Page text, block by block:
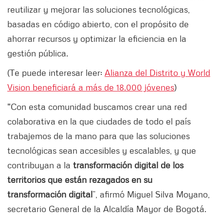
reutilizar y mejorar las soluciones tecnológicas,
basadas en código abierto, con el propósito de
ahorrar recursos y optimizar la eficiencia en la
gestión pública.
(Te puede interesar leer: Alianza del Distrito y World
Vision beneficiará a más de 18.000 jóvenes)
"Con esta comunidad buscamos crear una red
colaborativa en la que ciudades de todo el país
trabajemos de la mano para que las soluciones
tecnológicas sean accesibles y escalables, y que
contribuyan a la transformación digital de los
territorios que están rezagados en su
transformación digital”, afirmó Miguel Silva Moyano,
secretario General de la Alcaldía Mayor de Bogotá.